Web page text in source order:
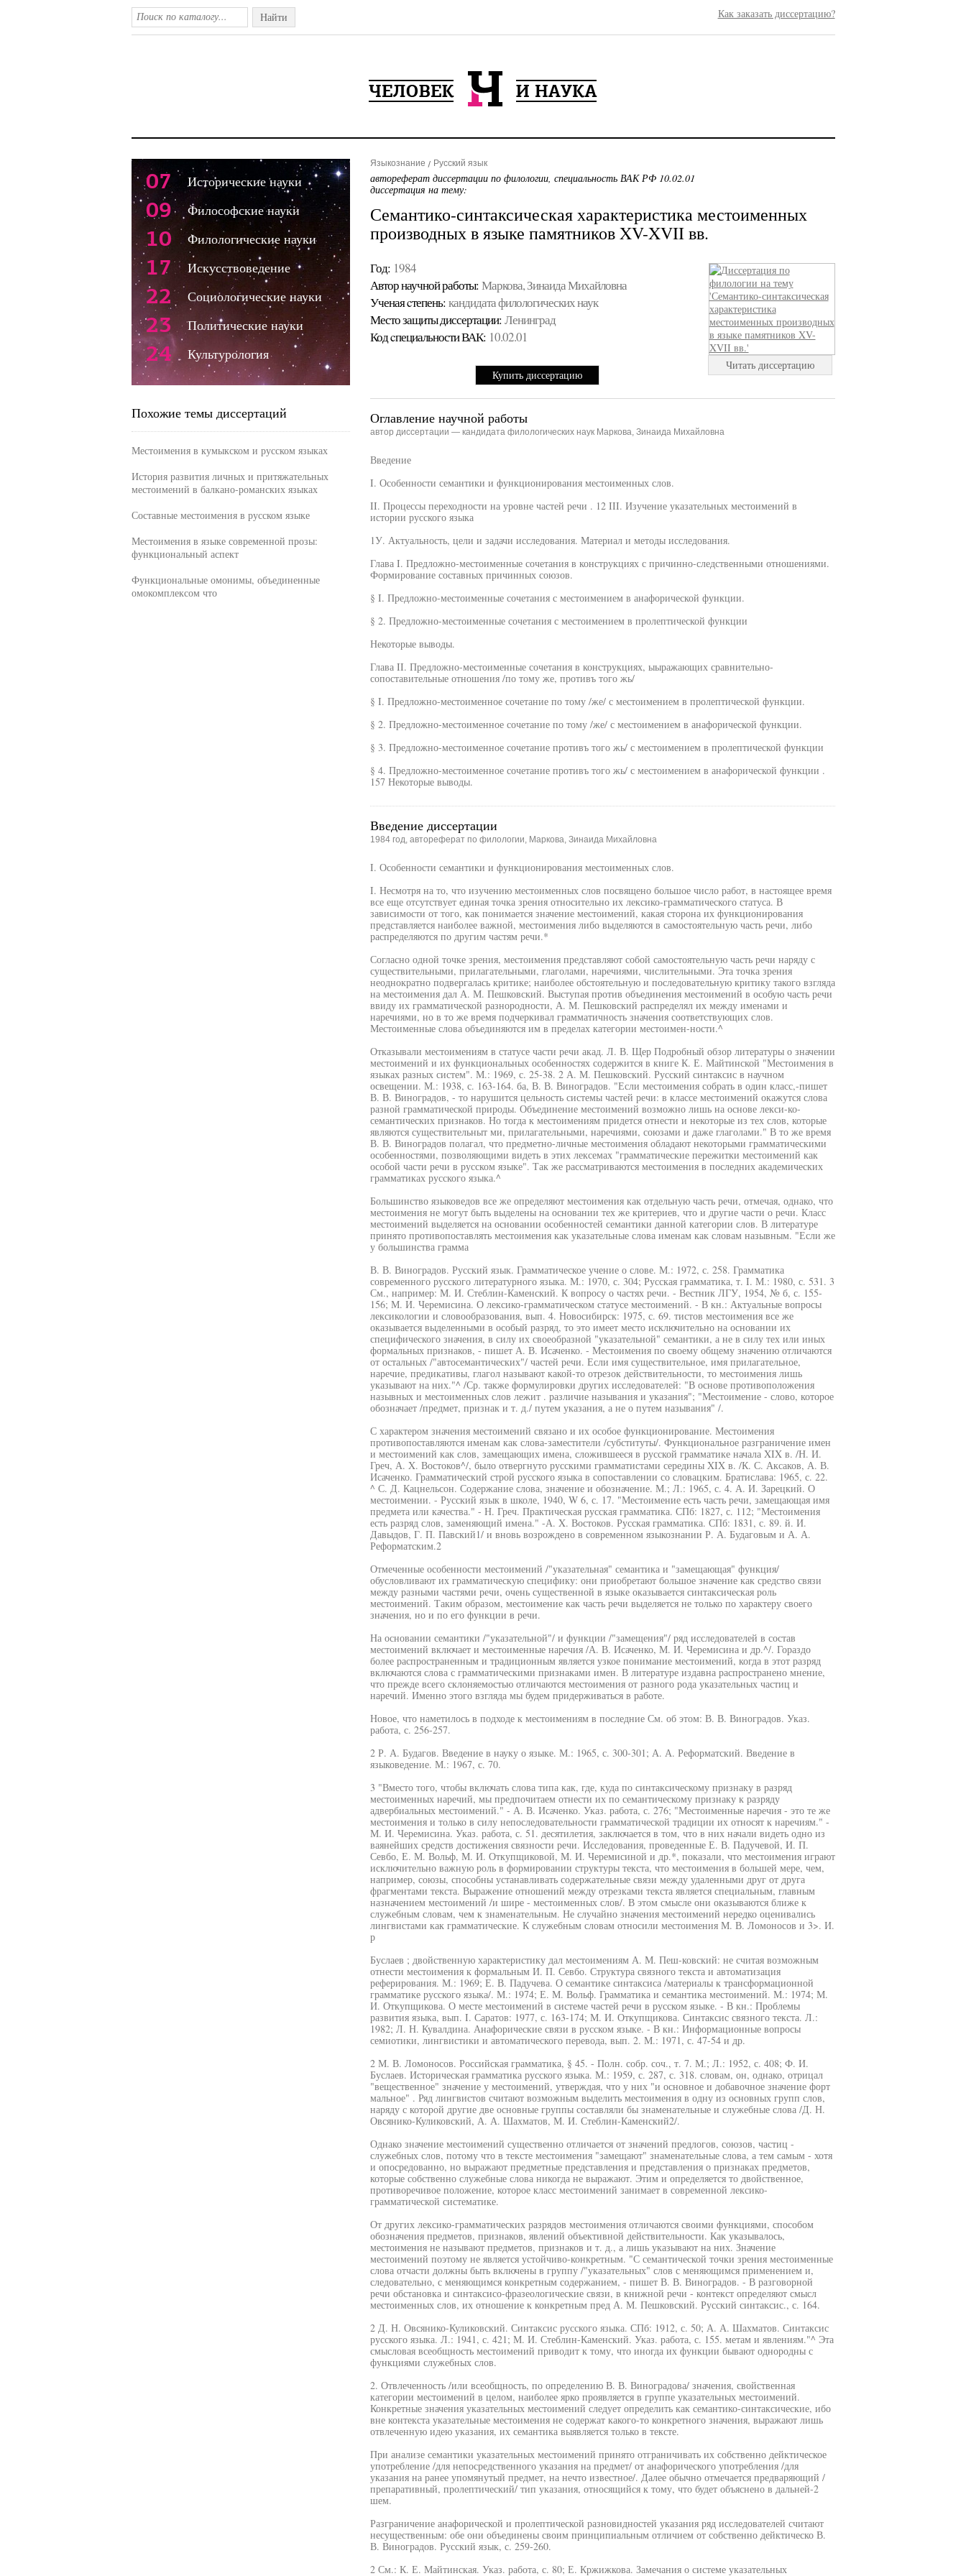
Найти Как заказать диссертацию?
Языкознание Русский язык
автореферат диссертации по филологии, специальность ВАК РФ 10.02.01
диссертация на тему:
Семантико-синтаксическая характеристика местоименных
производных в языке памятников XV-XVII вв.
Год: 1984
Автор научной работы: Маркова, Зинаида Михайловна
Ученая cтепень: кандидата филологических наук
Место защиты диссертации: Ленинград
Код cпециальности ВАК: 10.02.01
Купить диссертацию
Читать диссертацию
Оглавление научной работы
автор диссертации — кандидата филологических наук Маркова, Зинаида Михайловна
Введение
I. Особенности семантики и функционирования местоименных слов.
II. Процессы переходности на уровне частей речи . 12 III. Изучение указательных местоимений в
истории русского языка
1У. Актуальность, цели и задачи исследования. Материал и методы исследования.
Глава I. Предложно-местоименные сочетания в конструкциях с причинно-следственными отношениями.
Формирование составных причинных союзов.
§ I. Предложно-местоименные сочетания с местоимением в анафорической функции.
§ 2. Предложно-местоименные сочетания с местоимением в пролептической функции
Некоторые выводы.
Глава II. Предложно-местоименные сочетания в конструкциях, ыыражающих сравнительно-
сопоставительные отношения /по тому же, противъ того жь/
§ I. Предложно-местоименное сочетание по тому /же/ с местоимением в пролептической функции.
§ 2. Предложно-местоименное сочетание по тому /же/ с местоимением в анафорической функции.
§ 3. Предложно-местоименное сочетание противъ того жь/ с местоимением в пролептической функции
§ 4. Предложно-местоименное сочетание противъ того жь/ с местоимением в анафорической функции .
157 Некоторые выводы.
Введение диссертации
1984 год, автореферат по филологии, Маркова, Зинаида Михайловна
I. Особенности семантики и функционирования местоименных слов.
I. Несмотря на то, что изучению местоименных слов посвящено большое число работ, в настоящее время
все еще отсутствует единая точка зрения относительно их лексико-грамматического статуса. В
зависимости от того, как понимается значение местоимений, какая сторона их функционирования
представляется наиболее важной, местоимения либо выделяются в самостоятельную часть речи, либо
распределяются по другим частям речи.*
Согласно одной точке зрения, местоимения представляют собой самостоятельную часть речи наряду с
существительными, прилагательными, глаголами, наречиями, числительными. Эта точка зрения
неоднократно подвергалась критике; наиболее обстоятельную и последовательную критику такого взгляда
на местоимения дал А. М. Пешковский. Выступая против объединения местоимений в особую часть речи
ввиду их грамматической разнородности, А. М. Пешковский распределял их между именами и
наречиями, но в то же время подчеркивал грамматичность значения соответствующих слов.
Местоименные слова объединяются им в пределах категории местоимен-ности.^
Отказывали местоимениям в статусе части речи акад. Л. В. Щер Подробный обзор литературы о значении
местоимений и их функциональных особенностях содержится в книге К. Е. Майтинской "Местоимения в
языках разных систем". М.: 1969, с. 25-38. 2 А. М. Пешковский. Русский синтаксис в научном
освещении. М.: 1938, с. 163-164. ба, В. В. Виноградов. "Если местоимения собрать в один класс,-пишет
В. В. Виноградов, - то нарушится цельность системы частей речи: в классе местоимений окажутся слова
разной грамматической природы. Объединение местоимений возможно лишь на основе лекси-ко-
семантических признаков. Но тогда к местоимениям придется отнести и некоторые из тех слов, которые
являются существительныт ми, прилагательными, наречиями, союзами и даже глаголами." В то же время
В. В. Виноградов полагал, что предметно-личные местоимения обладают некоторыми грамматическими
особенностями, позволяющими видеть в этих лексемах "грамматические пережитки местоимений как
особой части речи в русском языке". Так же рассматриваются местоимения в последних академических
грамматиках русского языка.^
Большинство языковедов все же определяют местоимения как отдельную часть речи, отмечая, однако, что
местоимения не могут быть выделены на основании тех же критериев, что и другие части о речи. Класс
местоимений выделяется на основании особенностей семантики данной категории слов. В литературе
принято противопоставлять местоимения как указательные слова именам как словам назывным. "Если же
у большинства грамма
В. В. Виноградов. Русский язык. Грамматическое учение о слове. М.: 1972, с. 258. Грамматика
современного русского литературного языка. М.: 1970, с. 304; Русская грамматика, т. I. М.: 1980, с. 531. 3
См., например: М. И. Стеблин-Каменский. К вопросу о частях речи. - Вестник ЛГУ, 1954, № б, с. 155-
156; М. И. Черемисина. О лексико-грамматическом статусе местоимений. - В кн.: Актуальные вопросы
лексикологии и словообразования, вып. 4. Новосибирск: 1975, с. 69. тистов местоимения все же
оказывается выделенными в особый разряд, то это имеет место исключительно на основании их
специфического значения, в силу их своеобразной "указательной" семантики, а не в силу тех или иных
формальных признаков, - пишет А. В. Исаченко. - Местоимения по своему общему значению отличаются
от остальных /"автосемантических"/ частей речи. Если имя существительное, имя прилагательное,
наречие, предикативы, глагол называют какой-то отрезок действительности, то местоимения лишь
указывают на них."^ /Ср. также формулировки других исследователей: "В основе противоположения
назывных и местоименных слов лежит . различие называния и указания"; "Местоимение - слово, которое
обозначает /предмет, признак и т. д./ путем указания, а не о путем называния" /.
С характером значения местоимений связано и их особое функционирование. Местоимения
противопоставляются именам как слова-заместители /субституты/. Функциональное разграничение имен
и местоимений как слов, замещающих имена, сложившееся в русской грамматике начала XIX в. /Н. И.
Греч, А. X. Востоков^/, было отвергнуто русскими грамматистами середины XIX в. /К. С. Аксаков, А. В.
Исаченко. Грамматический строй русского языка в сопоставлении со словацким. Братислава: 1965, с. 22.
^ С. Д. Кацнельсон. Содержание слова, значение и обозначение. М.; Л.: 1965, с. 4. А. И. Зарецкий. О
местоимении. - Русский язык в школе, 1940, W 6, с. 17. "Местоимение есть часть речи, замещающая имя
предмета или качества." - Н. Греч. Практическая русская грамматика. СПб: 1827, с. 112; "Местоимения
есть разряд слов, заменяющий имена." -А. X. Востоков. Русская грамматика. СПб: 1831, с. 89. й. И.
Давыдов, Г. П. Павский1/ и вновь возрождено в современном языкознании Р. А. Будаговым и А. А.
Реформатским.2
Отмеченные особенности местоимений /"указательная" семантика и "замещающая" функция/
обусловливают их грамматическую специфику: они приобретают большое значение как средство связи
между разными частями речи, очень существенной в языке оказывается синтаксическая роль
местоимений. Таким образом, местоимение как часть речи выделяется не только по характеру своего
значения, но и по его функции в речи.
На основании семантики /"указательной"/ и функции /"замещения"/ ряд исследователей в состав
местоимений включает и местоименные наречия /А. В. Исаченко, М. И. Черемисина и др.^/. Гораздо
более распространенным и традиционным является узкое понимание местоимений, когда в этот разряд
включаются слова с грамматическими признаками имен. В литературе издавна распространено мнение,
что прежде всего склоняемостью отличаются местоимения от разного рода указательных частиц и
наречий. Именно этого взгляда мы будем придерживаться в работе.
Новое, что наметилось в подходе к местоимениям в последние См. об этом: В. В. Виноградов. Указ.
работа, с. 256-257.
2 Р. А. Будагов. Введение в науку о языке. М.: 1965, с. 300-301; А. А. Реформатский. Введение в
языковедение. М.: 1967, с. 70.
3 "Вместо того, чтобы включать слова типа как, где, куда по синтаксическому признаку в разряд
местоименных наречий, мы предпочитаем отнести их по семантическому признаку к разряду
адвербиальных местоимений." - А. В. Исаченко. Указ. работа, с. 276; "Местоименные наречия - это те же
местоимения и только в силу непоследовательности грамматической традиции их относят к наречиям." -
М. И. Черемисина. Указ. работа, с. 51. десятилетия, заключается в том, что в них начали видеть одно из
ваянейших средств достижения связности речи. Исследования, проведенные Е. В. Падучевой, И. П.
Севбо, Е. М. Вольф, М. И. Откупщиковой, М. И. Черемисиной и др.*, показали, что местоимения играют
исключительно важную роль в формировании структуры текста, что местоимения в большей мере, чем,
например, союзы, способны устанавливать содержательные связи между удаленными друг от друга
фрагментами текста. Выражение отношений между отрезками текста является специальным, главным
назначением местоимений /и шире - местоименных слов/. В этом смысле они оказываются ближе к
служебным словам, чем к знаменательным. Не случайно значения местоимений нередко оценивались
лингвистами как грамматические. К служебным словам относили местоимения М. В. Ломоносов и 3>. И.
р
Буслаев ; двойственную характеристику дал местоимениям А. М. Пеш-ковский: не считая возможным
отнести местоимения к формальным И. П. Севбо. Структура связного текста и автоматизация
реферирования. М.: 1969; Е. В. Падучева. О семантике синтаксиса /материалы к трансформационной
грамматике русского языка/. М.: 1974; Е. М. Вольф. Грамматика и семантика местоимений. М.: 1974; М.
И. Откупщикова. О месте местоимений в системе частей речи в русском языке. - В кн.: Проблемы
развития языка, вып. I. Саратов: 1977, с. 163-174; М. И. Откупщикова. Синтаксис связного текста. Л.:
1982; Л. Н. Кувалдина. Анафорические связи в русском языке. - В кн.: Информационные вопросы
семиотики, лингвистики и автоматического перевода, вып. 2. М.: 1971, с. 47-54 и др.
2 М. В. Ломоносов. Российская грамматика, § 45. - Полн. собр. соч., т. 7. М.; Л.: 1952, с. 408; Ф. И.
Буслаев. Историческая грамматика русского языка. М.: 1959, с. 287, с. 318. словам, он, однако, отрицал
"вещественное" значение у местоимений, утверждая, что у них "и основное и добавочное значение форт
мальное" . Ряд лингвистов считают возможным выделить местоимения в одну из основных групп слов,
наряду с которой другие две основные группы составляли бы знаменательные и служебные слова /Д. Н.
Овсянико-Куликовский, А. А. Шахматов, М. И. Стеблин-Каменский2/.
Однако значение местоимений существенно отличается от значений предлогов, союзов, частиц -
служебных слов, потому что в тексте местоимения "замещают" знаменательные слова, а тем самым - хотя
и опосредованно, но выражают предметные представления и представления о признаках предметов,
которые собственно служебные слова никогда не выражают. Этим и определяется то двойственное,
противоречивое положение, которое класс местоимений занимает в современной лексико-
грамматической систематике.
От других лексико-грамматических разрядов местоимения отличаются своими функциями, способом
обозначения предметов, признаков, явлений объективной действительности. Как указывалось,
местоимения не называют предметов, признаков и т. д., а лишь указывают на них. Значение
местоимений поэтому не является устойчиво-конкретным. "С семантической точки зрения местоименные
слова отчасти должны быть включены в группу /"указательных" слов с меняющимся применением и,
следовательно, с меняющимся конкретным содержанием, - пишет В. В. Виноградов. - В разговорной
речи обстановка и синтаксисо-фразеологические связи, в книжной речи - контекст определяют смысл
местоименных слов, их отношение к конкретным пред А. М. Пешковский. Русский синтаксис., с. 164.
2 Д. Н. Овсянико-Куликовский. Синтаксис русского языка. СПб: 1912, с. 50; А. А. Шахматов. Синтаксис
русского языка. Л.: 1941, с. 421; М. И. Стеблин-Каменский. Указ. работа, с. 155. метам и явлениям."^ Эта
смысловая всеобщность местоимений приводит к тому, что иногда их функции бывают однородны с
функциями служебных слов.
2. Отвлеченность /или всеобщность, по определению В. В. Виноградова/ значения, свойственная
категории местоимений в целом, наиболее ярко проявляется в группе указательных местоимений.
Конкретные значения указательных местоимений следует определить как семантико-синтаксические, ибо
вне контекста указательные местоимения не содержат какого-то конкретного значения, выражают лишь
отвлеченную идею указания, их семантика выявляется только в тексте.
При анализе семантики указательных местоимений принято отграничивать их собственно дейктическое
употребление /для непосредственного указания на предмет/ от анафорического употребления /для
указания на ранее упомянутый предмет, на нечто известное/. Далее обычно отмечается предваряющий /
препаративный, пролептический/ тип указания, относящийся к тому, что будет объяснено в дальней-2
шем.
Разграничение анафорической и пролептической разновидностей указания ряд исследователей считают
несущественным: обе они объединены своим принципиальным отличием от собственно дейктическо В.
В. Виноградов. Русский язык, с. 259-260.
2 См.: К. Е. Майтинская. Указ. работа, с. 80; Е. Кржижкова. Замечания о системе указательных
07 Исторические науки
09 Философские науки
10 Филологические науки
17 Искусствоведение
22 Социологические науки
23 Политические науки
24 Культурология
Похожие темы диссертаций
Местоимения в кумыкском и русском языках
История развития личных и притяжательных
местоимений в балкано-романских языках
Составные местоимения в русском языке
Местоимения в языке современной прозы:
функциональный аспект
Функциональные омонимы, объединенные
омокомплексом что